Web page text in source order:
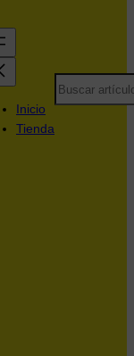
Inicio
Tienda
Search